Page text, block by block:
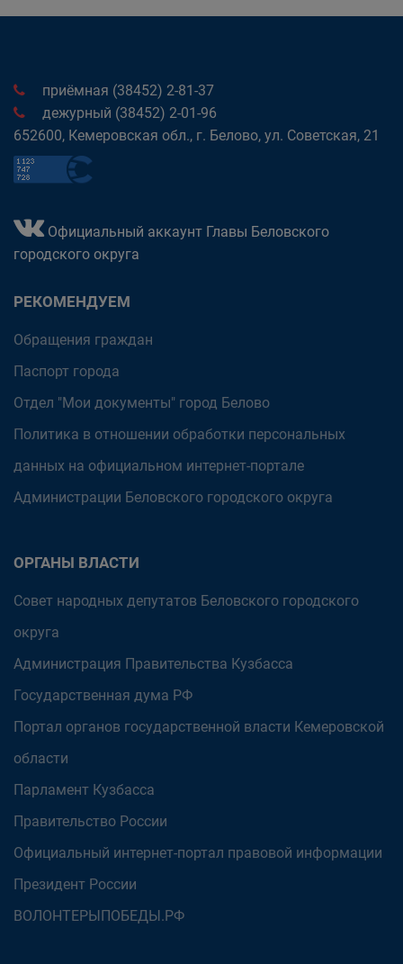
приёмная (38452) 2-81-37
дежурный (38452) 2-01-96
652600, Кемеровская обл., г. Белово, ул. Советская, 21
Официальный аккаунт Главы Беловского
городского округа
РЕКОМЕНДУЕМ
Обращения граждан
Паспорт города
Отдел "Мои документы" город Белово
Политика в отношении обработки персональных
данных на официальном интернет-портале
Администрации Беловского городского округа
ОРГАНЫ ВЛАСТИ
Совет народных депутатов Беловского городского
округа
Администрация Правительства Кузбасса
Государственная дума РФ
Портал органов государственной власти Кемеровской
области
Парламент Кузбасса
Правительство России
Официальный интернет-портал правовой информации
Президент России
ВОЛОНТЕРЫПОБЕДЫ.РФ